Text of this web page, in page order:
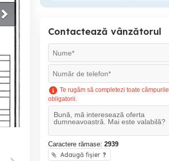
Contactează vânzătorul
Te rugăm să completezi toate câmpurile
obligatorii.
Caractere rămase: 2939
Adaugă fișier ?